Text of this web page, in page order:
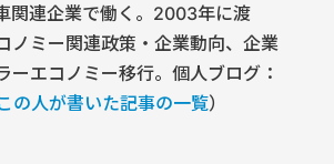
関連企業で働く。2003年に渡
ノミー関連政策・企業動向、企業
エコノミー移行。個人ブログ：
の人が書いた記事の一覧）